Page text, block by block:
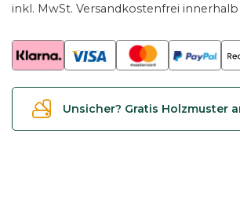
T
u
Unsicher? Gratis Holzmuster
inkl. MwSt. Versandkostenfrei